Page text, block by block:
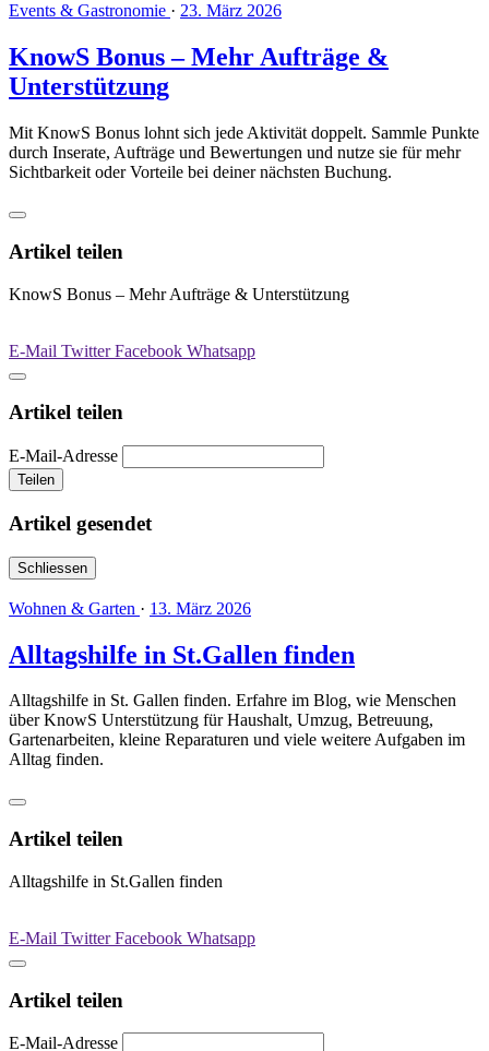
Events & Gastronomie · 23. März 2026
KnowS Bonus – Mehr Aufträge &
Unterstützung
Mit KnowS Bonus lohnt sich jede Aktivität doppelt. Sammle Punkte
durch Inserate, Aufträge und Bewertungen und nutze sie für mehr
Sichtbarkeit oder Vorteile bei deiner nächsten Buchung.
Artikel teilen
KnowS Bonus – Mehr Aufträge & Unterstützung
E-Mail TwitterFacebook Whatsapp
Artikel teilen
E-Mail-Adresse
Teilen
Artikel gesendet
Schliessen
Wohnen & Garten · 13. März 2026
Alltagshilfe in St.Gallen finden
Alltagshilfe in St. Gallen finden. Erfahre im Blog, wie Menschen
über KnowS Unterstützung für Haushalt, Umzug, Betreuung,
Gartenarbeiten, kleine Reparaturen und viele weitere Aufgaben im
Alltag finden.
Artikel teilen
Alltagshilfe in St.Gallen finden
E-Mail TwitterFacebook Whatsapp
Artikel teilen
E-Mail-Adresse